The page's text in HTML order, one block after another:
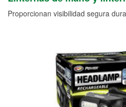
Proporcionan visibilidad segura